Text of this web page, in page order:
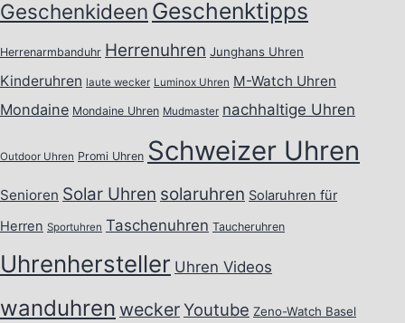
Geschenkideen Geschenktipps
Herrenarmbanduhr Herrenuhren Junghans Uhren
Kinderuhren laute wecker Luminox Uhren M-Watch Uhren
Mondaine Mondaine Uhren Mudmaster nachhaltige Uhren
Outdoor Uhren Promi Uhren Schweizer Uhren
Senioren Solar Uhren solaruhren Solaruhren für
Herren Sportuhren Taschenuhren Taucheruhren
Uhrenhersteller Uhren Videos
wanduhren weckerYoutube Zeno-Watch Basel